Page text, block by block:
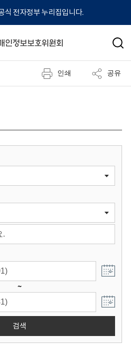
식 전자정부 누리집입니다.
검
인쇄 공유
~
검색